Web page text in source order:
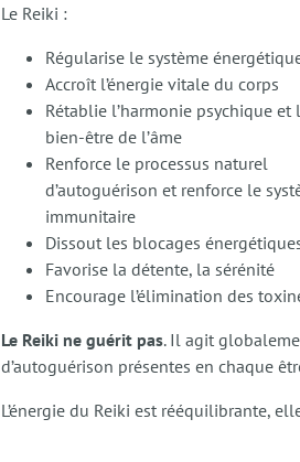
Le Reiki :
Régularise le système
Accroît l’énergie vitale du corps
Rétablie l’harmonie psychique et
bien-être de l’âme
Renforce le processus naturel
d’autoguérison et renforce le
immunitaire
Dissout les blocages
Favorise la détente, la sérénité
Encourage l’élimination des
Le Reiki ne guérit pas. Il agit
d’autoguérison présentes en chaque
L’énergie du Reiki est rééquilibrante,